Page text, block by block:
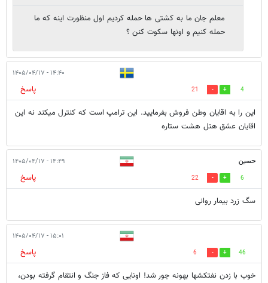
معلم جان ما به کشتی ها حمله کردیم اول منظورت اینه که ما
حمله کنیم و اونها سکوت کنن ؟
۱۴:۴۰ - ۱۴۰۵/۰۴/۱۷
4
21
پاسخ
این را به اقایان وطن فروش بفرمایید. این ترامپ است که کنترل میکند نه این
اقایان عشق هتل هشت ستاره
حسین ۱۴:۴۹ - ۱۴۰۵/۰۴/۱۷
6
22
پاسخ
سگ زرد بیمار روانی
۱۵:۰۱ - ۱۴۰۵/۰۴/۱۷
46
6
پاسخ
خوب با زدن نفتکشها بهونه جور شد! اونایی که فاز جنگ و انتقام گرفته بودن،